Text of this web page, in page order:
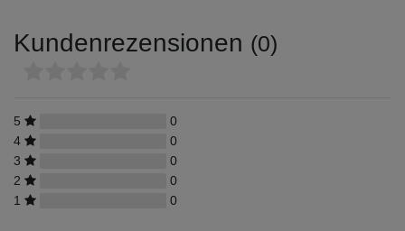
Kundenrezensionen (0)
5
0
4
0
3
0
2
0
1
0